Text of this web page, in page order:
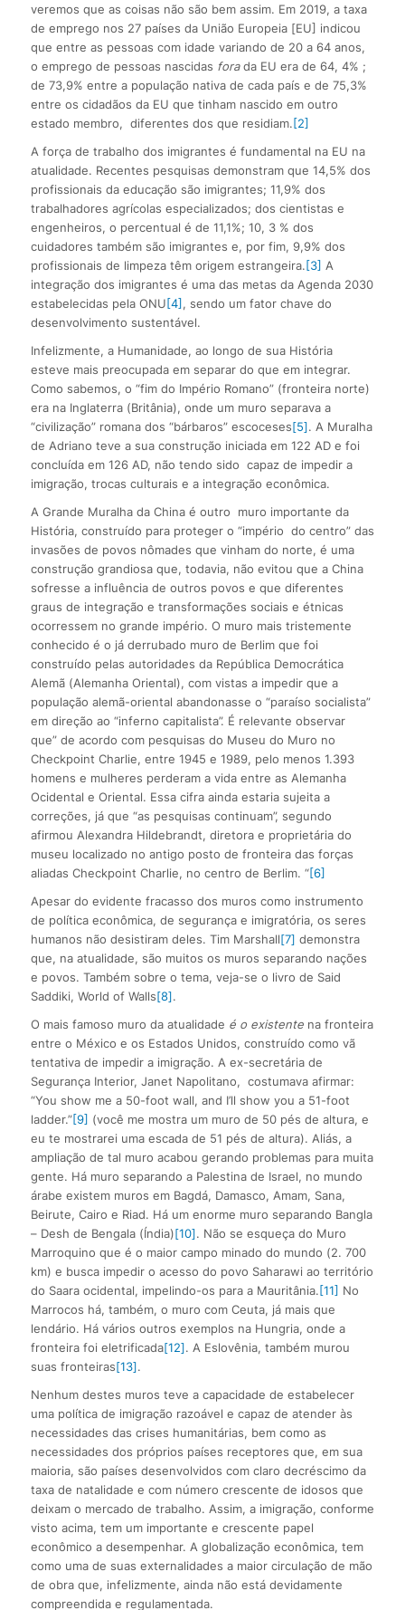
veremos que as coisas não são bem assim. Em 2019, a taxa
de emprego nos 27 países da União Europeia [EU] indicou
que entre as pessoas com idade variando de 20 a 64 anos,
o emprego de pessoas nascidas forada EU era de 64, 4% ;
de 73,9% entre a população nativa de cada país e de 75,3%
entre os cidadãos da EU que tinham nascido em outro
estado membro, diferentes dos que residiam.[2]
A força de trabalho dos imigrantes é fundamental na EU na
atualidade. Recentes pesquisas demonstram que 14,5% dos
profissionais da educação são imigrantes; 11,9% dos
trabalhadores agrícolas especializados; dos cientistas e
engenheiros, o percentual é de 11,1%; 10, 3 % dos
cuidadores também são imigrantes e, por fim, 9,9% dos
profissionais de limpeza têm origem estrangeira.[3] A
integração dos imigrantes é uma das metas da Agenda 2030
estabelecidas pela ONU[4] , sendo um fator chave do
desenvolvimento sustentável.
Infelizmente, a Humanidade, ao longo de sua História
esteve mais preocupada em separar do que em integrar.
Como sabemos, o “fim do Império Romano” (fronteira norte)
era na Inglaterra (Britânia), onde um muro separava a
“civilização” romana dos “bárbaros” escoceses[5]. A Muralha
de Adriano teve a sua construção iniciada em 122 AD e foi
concluída em 126 AD, não tendo sido capaz de impedir a
imigração, trocas culturais e a integração econômica.
A Grande Muralha da China é outro muro importante da
História, construído para proteger o “império do centro” das
invasões de povos nômades que vinham do norte, é uma
construção grandiosa que, todavia, não evitou que a China
sofresse a influência de outros povos e que diferentes
graus de integração e transformações sociais e étnicas
ocorressem no grande império. O muro mais tristemente
conhecido é o já derrubado muro de Berlim que foi
construído pelas autoridades da República Democrática
Alemã (Alemanha Oriental), com vistas a impedir que a
população alemã-oriental abandonasse o “paraíso socialista”
em direção ao “inferno capitalista”. É relevante observar
que” de acordo com pesquisas do Museu do Muro no
Checkpoint Charlie, entre 1945 e 1989, pelo menos 1.393
homens e mulheres perderam a vida entre as Alemanha
Ocidental e Oriental. Essa cifra ainda estaria sujeita a
correções, já que “as pesquisas continuam”, segundo
afirmou Alexandra Hildebrandt, diretora e proprietária do
museu localizado no antigo posto de fronteira das forças
aliadas Checkpoint Charlie, no centro de Berlim. “[6]
Apesar do evidente fracasso dos muros como instrumento
de política econômica, de segurança e imigratória, os seres
humanos não desistiram deles. Tim Marshall[7] demonstra
que, na atualidade, são muitos os muros separando nações
e povos. Também sobre o tema, veja-se o livro de Said
Saddiki, World of Walls[8].
O mais famoso muro da atualidade é o existentena fronteira
entre o México e os Estados Unidos, construído como vã
tentativa de impedir a imigração. A ex-secretária de
Segurança Interior, Janet Napolitano, costumava afirmar:
“You show me a 50-foot wall, and I’ll show you a 51-foot
ladder.”[9] (você me mostra um muro de 50 pés de altura, e
eu te mostrarei uma escada de 51 pés de altura). Aliás, a
ampliação de tal muro acabou gerando problemas para muita
gente. Há muro separando a Palestina de Israel, no mundo
árabe existem muros em Bagdá, Damasco, Amam, Sana,
Beirute, Cairo e Riad. Há um enorme muro separando Bangla
– Desh de Bengala (Índia)[10]. Não se esqueça do Muro
Marroquino que é o maior campo minado do mundo (2. 700
km) e busca impedir o acesso do povo Saharawi ao território
do Saara ocidental, impelindo-os para a Mauritânia.[11] No
Marrocos há, também, o muro com Ceuta, já mais que
lendário. Há vários outros exemplos na Hungria, onde a
fronteira foi eletrificada[12]. A Eslovênia, também murou
suas fronteiras[13].
Nenhum destes muros teve a capacidade de estabelecer
uma política de imigração razoável e capaz de atender às
necessidades das crises humanitárias, bem como as
necessidades dos próprios países receptores que, em sua
maioria, são países desenvolvidos com claro decréscimo da
taxa de natalidade e com número crescente de idosos que
deixam o mercado de trabalho. Assim, a imigração, conforme
visto acima, tem um importante e crescente papel
econômico a desempenhar. A globalização econômica, tem
como uma de suas externalidades a maior circulação de mão
de obra que, infelizmente, ainda não está devidamente
compreendida e regulamentada.